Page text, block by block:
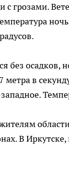
грозами.
без
в
В